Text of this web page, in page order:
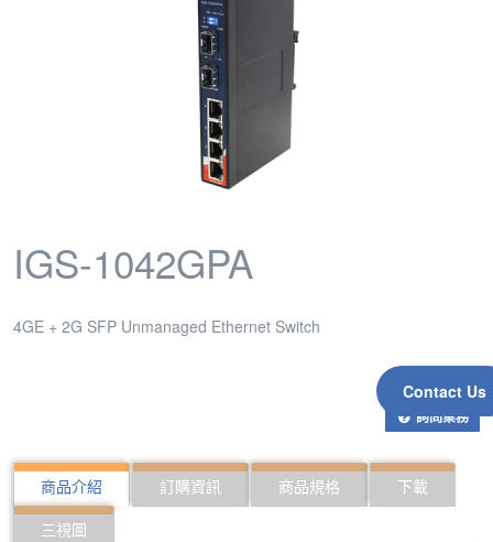
Contact Us
IGS-1042GPA
4GE + 2G SFP Unmanaged Ethernet Switch
詢問業務
商品介紹 訂購資訊 商品規格
下載
三視圖